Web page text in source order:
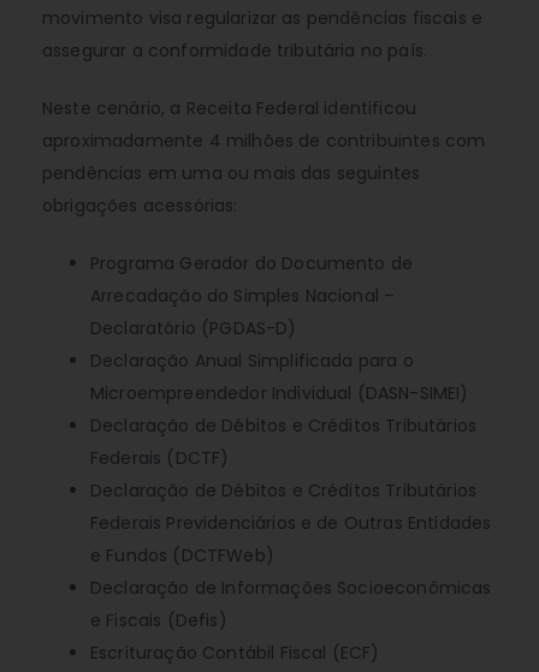
movimento visa regularizar as pendências fiscais e
assegurar a conformidade tributária no país.
Neste cenário, a Receita Federal identificou
aproximadamente 4 milhões de contribuintes com
pendências em uma ou mais das seguintes
obrigações acessórias:
Programa Gerador do Documento de
Arrecadação do Simples Nacional –
Declaratório (PGDAS-D)
Declaração Anual Simplificada para o
Microempreendedor Individual (DASN-SIMEI)
Declaração de Débitos e Créditos Tributários
Federais (DCTF)
Declaração de Débitos e Créditos Tributários
Federais Previdenciários e de Outras Entidades
e Fundos (DCTFWeb)
Declaração de Informações Socioeconômicas
e Fiscais (Defis)
Escrituração Contábil Fiscal (ECF)